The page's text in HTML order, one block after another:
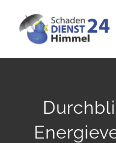
springen